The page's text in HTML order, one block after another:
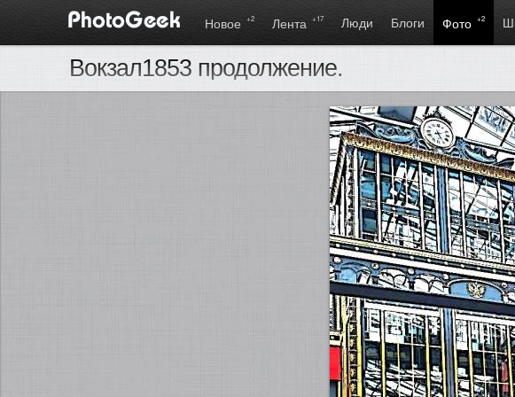
Новое +2 Лента +17 Люди Блоги Фото +2
Вокзал1853 продолжение.